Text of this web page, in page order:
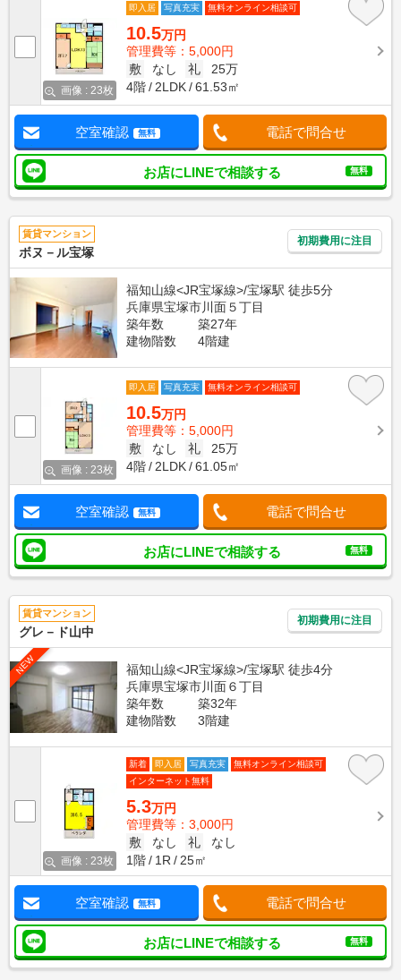
画像 : 23枚
即入居 写真充実 無料オンライン相談可
10.5万円
管理費等：5,000円
敷
なし 礼
25万
4階
2LDK 61.53㎡
空室確認 無料 電話で問合せ
お店にLINEで相談する 無料
賃貸マンション
ボヌ－ル宝塚
初期費用に注目
福知山線<JR宝塚線>/宝塚駅 徒歩5分
兵庫県宝塚市川面５丁目
築年数
築27年
建物階数
4階建
画像 : 23枚
即入居 写真充実 無料オンライン相談可
10.5万円
管理費等：5,000円
敷
なし 礼
25万
4階
2LDK 61.05㎡
空室確認 無料 電話で問合せ
お店にLINEで相談する 無料
賃貸マンション
グレ－ド山中
初期費用に注目
NEW
福知山線<JR宝塚線>/宝塚駅 徒歩4分
兵庫県宝塚市川面６丁目
築年数
築32年
建物階数
3階建
画像 : 23枚
新着 即入居 写真充実
無料オンライン相談可
インターネット無料
5.3万円
管理費等：3,000円
敷
なし 礼
なし
1階
1R 25㎡
空室確認 無料 電話で問合せ
お店にLINEで相談する 無料